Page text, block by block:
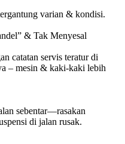
varian & kondisi.
& Tak Menyesal
catatan servis teratur di
– mesin & kaki-kaki lebih
sebentar—rasakan
di jalan rusak.